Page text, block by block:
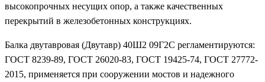
высокопрочных несущих опор, а также качественных
перекрытий в железобетонных конструкциях.
Балка двутавровая (Двутавр) 40Ш2 09Г2С регламентируются:
ГОСТ 8239-89, ГОСТ 26020-83, ГОСТ 19425-74, ГОСТ 27772-
2015, применяется при сооружении мостов и надежного